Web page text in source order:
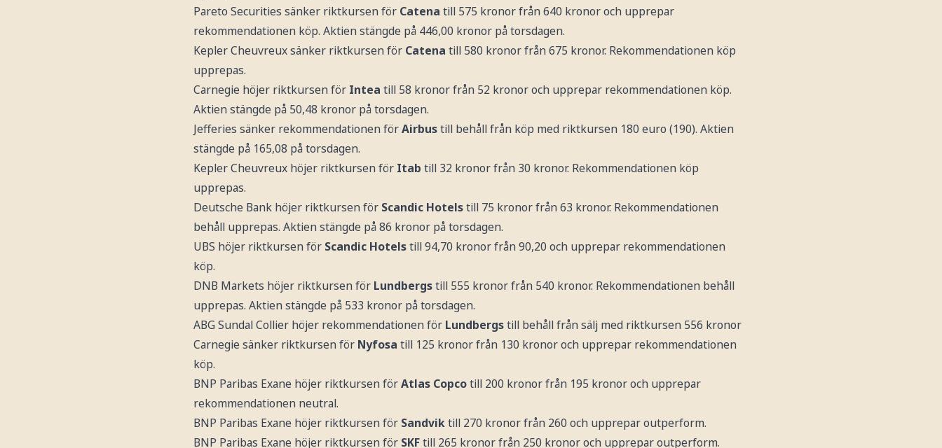
Pareto Securities sänker riktkursen för Catena till 575 kronor från 640 kronor och upprepar
rekommendationen köp. Aktien stängde på 446,00 kronor på torsdagen.
Kepler Cheuvreux sänker riktkursen för Catena till 580 kronor från 675 kronor. Rekommendationen köp
upprepas.
Carnegie höjer riktkursen för Intea till 58 kronor från 52 kronor och upprepar rekommendationen köp.
Aktien stängde på 50,48 kronor på torsdagen.
Jefferies sänker rekommendationen förAirbustill behåll från köp med riktkursen 180 euro (190). Aktien
stängde på 165,08 på torsdagen.
Kepler Cheuvreux höjer riktkursen för Itab till 32 kronor från 30 kronor. Rekommendationen köp
upprepas.
Deutsche Bank höjer riktkursen för Scandic Hotelstill 75 kronor från 63 kronor. Rekommendationen
behåll upprepas. Aktien stängde på 86 kronor på torsdagen.
UBS höjer riktkursen för Scandic Hotelstill 94,70 kronor från 90,20 och upprepar rekommendationen
köp.
DNB Markets höjer riktkursen för Lundbergstill 555 kronor från 540 kronor. Rekommendationen behåll
upprepas. Aktien stängde på 533 kronor på torsdagen.
ABG Sundal Collier höjer rekommendationen för Lundbergstill behåll från sälj med riktkursen 556 kronor
Carnegie sänker riktkursen för Nyfosa till 125 kronor från 130 kronor och upprepar rekommendationen
köp.
BNP Paribas Exane höjer riktkursen förAtlas Copcotill 200 kronor från 195 kronor och upprepar
rekommendationen neutral.
BNP Paribas Exane höjer riktkursen för Sandviktill 270 kronor från 260 och upprepar outperform.
BNP Paribas Exane höjer riktkursen för SKFtill 265 kronor från 250 kronor och upprepar outperform.